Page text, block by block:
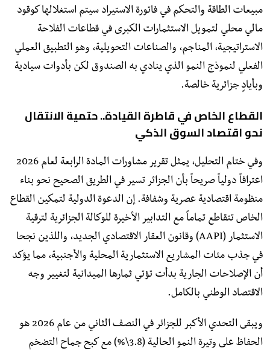
مبيعات الطاقة والتحكم في فاتورة الاستيراد سيتم استغلالها كوقود
مالي محلي لتمويل الاستثمارات الكبرى في قطاعات الفلاحة
الاستراتيجية، المناجم، والصناعات التحويلية، وهو التطبيق العملي
الفعلي لنموذج النمو الذي ينادي به الصندوق لكن بأدوات سيادية
وبأيادٍ جزائرية خالصة.
القطاع الخاص في قاطرة القيادة.. حتمية الانتقال
نحو اقتصاد السوق الذكي
وفي ختام التحليل، يمثل تقرير مشاورات المادة الرابعة لعام 2026
اعترافاً دولياً صريحاً بأن الجزائر تسير في الطريق الصحيح نحو بناء
منظومة اقتصادية عصرية وشفافة. إن الدعوة الدولية لتمكين القطاع
الخاص تتقاطع تماماً مع التدابير الأخيرة للوكالة الجزائرية لترقية
الاستثمار (AAPI) وقانون العقار الاقتصادي الجديد، واللذين نجحا
في جذب مئات المشاريع الاستثمارية المحلية والأجنبية، مما يؤكد
أن الإصلاحات الجارية بدأت تؤتي ثمارها الميدانية لتغيير وجه
الاقتصاد الوطني بالكامل.
ويبقى التحدي الأكبر للجزائر في النصف الثاني من عام 2026 هو
الحفاظ على وتيرة النمو الحالية (3.8\%) مع كبح جماح التضخم